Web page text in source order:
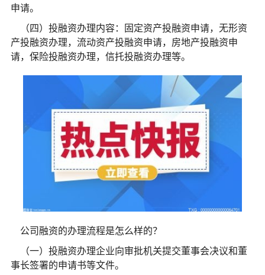
申请。
（四）投融资办理内容：固定资产投融资申请，无形资
产投融资办理，流动资产投融资申请，房地产投融资申
请，保险投融资办理，信托投融资办理等。
公司融资的办理流程是怎么样的？
（一）投融资办理企业向审批机关提交董事会决议和董
事长签署的申请书等文件。